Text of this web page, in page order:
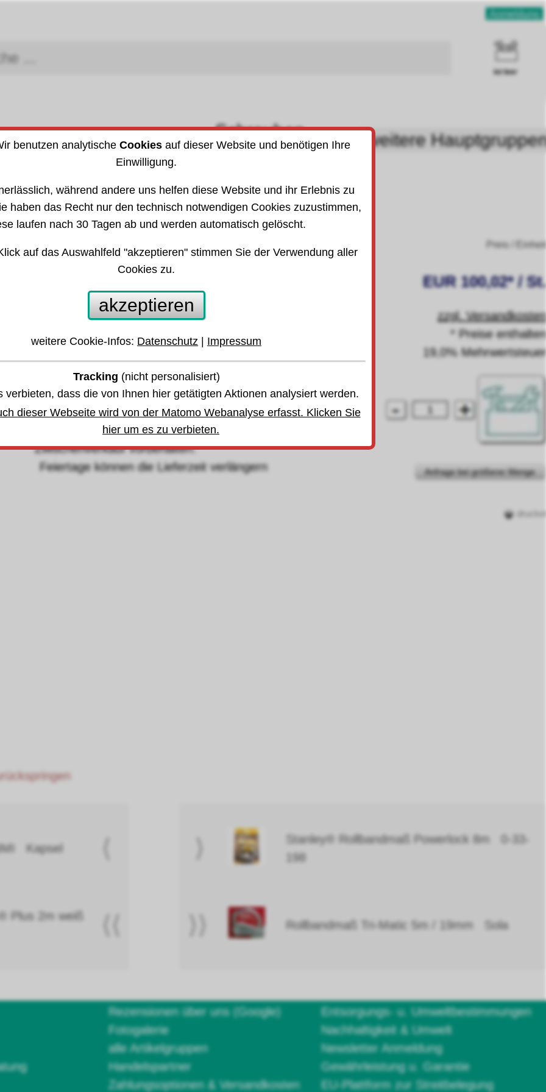
Anmeldung
ist leer
Arbeitsschutz
Schrauben
DIN (ISO)
weitere
» Bandmaße · Maßstäbe 303310
Preis / Einheit
Glasfaser 50m BMI
anderen Größen oder Varianten springen:
u. Garantie
Lagerbestand,
bis Dienstag, den 11. August 2026 -
Zwischenverkauf vorbehalten.
können die Lieferzeit verlängern
EUR 100,02* / St.
zzgl. Versandkosten
* Preise enthalten
19,0% Mehrwertsteuer
Anfrage bei größerer Menge
Kapsel
Plus 2m weiß
Stanley® Rollbandmaß Powerlock 8m 0-33-
198
Rollbandmaß Tri-Matic 5m / 19mm Sola
Rezensionen über uns (Google)
Fotogalerie
alle Artikelgruppen
Handelspartner
Zahlungsoptionen & Versandkosten
Entsorgungs- u. Umweltbestimmungen
Nachhaltigkeit & Umwelt
Newsletter Anmeldung
Gewährleistung u. Garantie
EU-Plattform zur Streitbelegung
benutzen analytische Cookiesauf dieser Website und benötigen Ihre
Einwilligung.
während andere uns helfen diese Website und ihr Erlebnis zu
haben das Recht nur den technisch notwendigen Cookies zuzustimmen,
laufen nach 30 Tagen ab und werden automatisch gelöscht.
auf das Auswahlfeld "akzeptieren" stimmen Sie der Verwendung aller
Cookies zu.
akzeptieren
weitere Cookie-Infos: Datenschutz | Impressum
Tracking (nicht personalisiert)
verbieten, dass die von Ihnen hier getätigten Aktionen analysiert werden.
dieser Webseite wird von der Matomo Webanalyse erfasst. Klicken Sie
hier um es zu verbieten.